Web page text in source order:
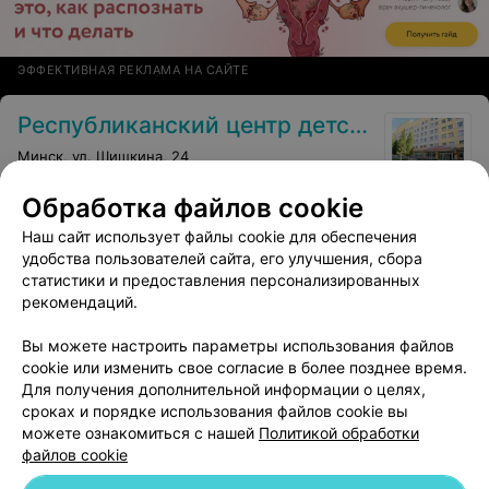
терпения, благодарных пациентов, всего самого
наилучшего Вам, Вашим родным и близким!!! Берегите
себя!!! С уважением и огромной благодарностью
Абрамович Дмитрий Александрович
ЭФФЕКТИВНАЯ РЕКЛАМА НА САЙТЕ
Республиканский центр детской аллергологии
Минск, ул. Шишкина, 24
Лечение в аллергологии-
иммунологии
Цена по запросу
Все цены
Обработка файлов cookie
Наш сайт использует файлы cookie для обеспечения
удобства пользователей сайта, его улучшения, сбора
статистики и предоставления персонализированных
рекомендаций.
Вы можете настроить параметры использования файлов
cookie или изменить свое согласие в более позднее время.
Для получения дополнительной информации о целях,
сроках и порядке использования файлов cookie вы
можете ознакомиться с нашей Политикой обработки
файлов cookie